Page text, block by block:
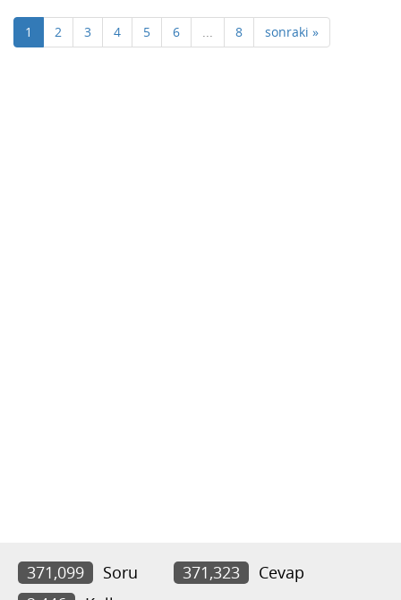
1 2 3 4 5 6 ... 8 sonraki »
371,099 Soru 371,323
Cevap